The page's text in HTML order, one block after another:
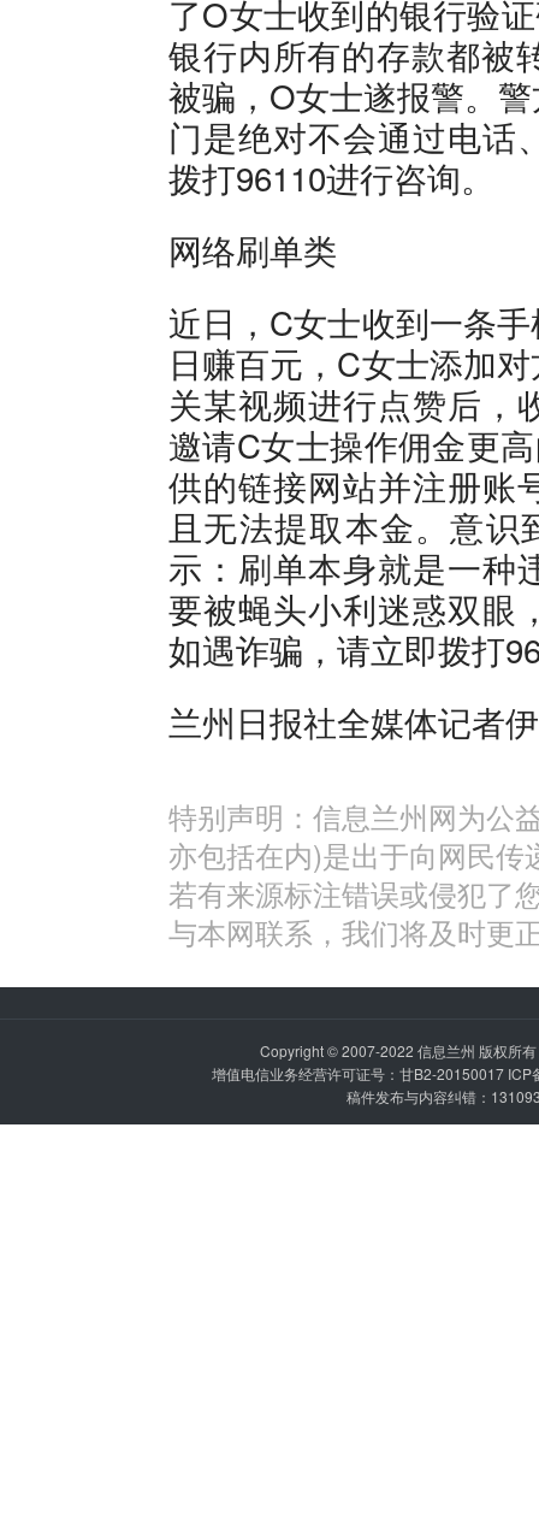
了O女士收到的银行验
银行内所有的存款都被
被骗，O女士遂报警。
门是绝对不会通过电话
拨打96110进行咨询。
网络刷单类
近日，C女士收到一条
日赚百元，C女士添加
关某视频进行点赞后，
邀请C女士操作佣金更
供的链接网站并注册账
且无法提取本金。意识
示：刷单本身就是一种
要被蝇头小利迷惑双眼
如遇诈骗，请立即拨打
兰州日报社全媒体记者
特别声明：信息兰州网为公
亦包括在内)是出于向网民
若有来源标注错误或侵犯了
与本网联系，我们将及时更
Copyright © 2007-2022 信息兰州 版权所
增值电信业务经营许可证号：甘B2-20150017 ICP
稿件发布与内容纠错：